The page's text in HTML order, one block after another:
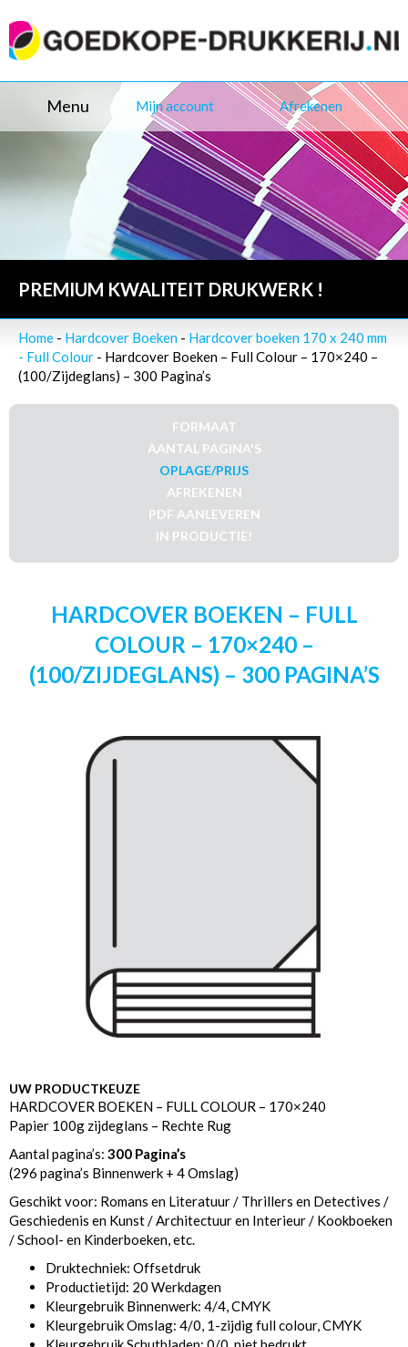
Menu Mijn account Afrekenen
PREMIUM KWALITEIT DRUKWERK !
Home - Hardcover Boeken - Hardcover boeken 170 x 240 mm
- Full Colour - Hardcover Boeken – Full Colour – 170×240 –
(100/Zijdeglans) – 300 Pagina’s
FORMAAT
AANTAL PAGINA'S
OPLAGE/PRIJS
AFREKENEN
PDF AANLEVEREN
IN PRODUCTIE!
HARDCOVER BOEKEN – FULL
COLOUR – 170×240 –
(100/ZIJDEGLANS) – 300 PAGINA’S
UW PRODUCTKEUZE
HARDCOVER BOEKEN – FULL COLOUR – 170×240
Papier 100g zijdeglans – Rechte Rug
Aantal pagina’s: 300 Pagina’s
(296 pagina’s Binnenwerk + 4 Omslag)
Geschikt voor: Romans en Literatuur / Thrillers en Detectives /
Geschiedenis en Kunst / Architectuur en Interieur / Kookboeken
/ School- en Kinderboeken, etc.
Druktechniek: Offsetdruk
Productietijd: 20 Werkdagen
Kleurgebruik Binnenwerk: 4/4, CMYK
Kleurgebruik Omslag: 4/0, 1-zijdig full colour, CMYK